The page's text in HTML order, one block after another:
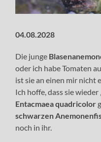
04.08.2028
Die junge
oder ich habe Tomaten
ist sie an einen mir nicht
Ich hoffe, dass sie
Entacmaea quadricolor
schwarzen
noch in ihr.